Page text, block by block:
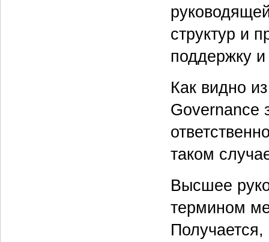
структур и
поддержку
Как видно
Governance
таком
Высшее
термином